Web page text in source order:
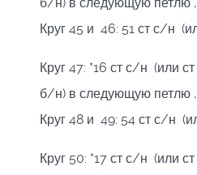
Круг 45 и 46: 51 ст с/н
Круг 47: *16 ст с/н (или
б/н) в следующую петлю ,
Круг 48 и 49: 54 ст с/н
Круг 50: *17 ст с/н (или